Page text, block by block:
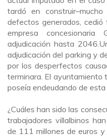
tardó en construir–mucho
defectos generados ,
empresa concesionaria
adjudicación hasta 2046 U
adjudicación del parking y
por los desperfectos
terminara. El ayuntamiento
poseía endeudando de esta
¿Cuáles han sido las
trabajadores villalbinos
de 111 millones de euros